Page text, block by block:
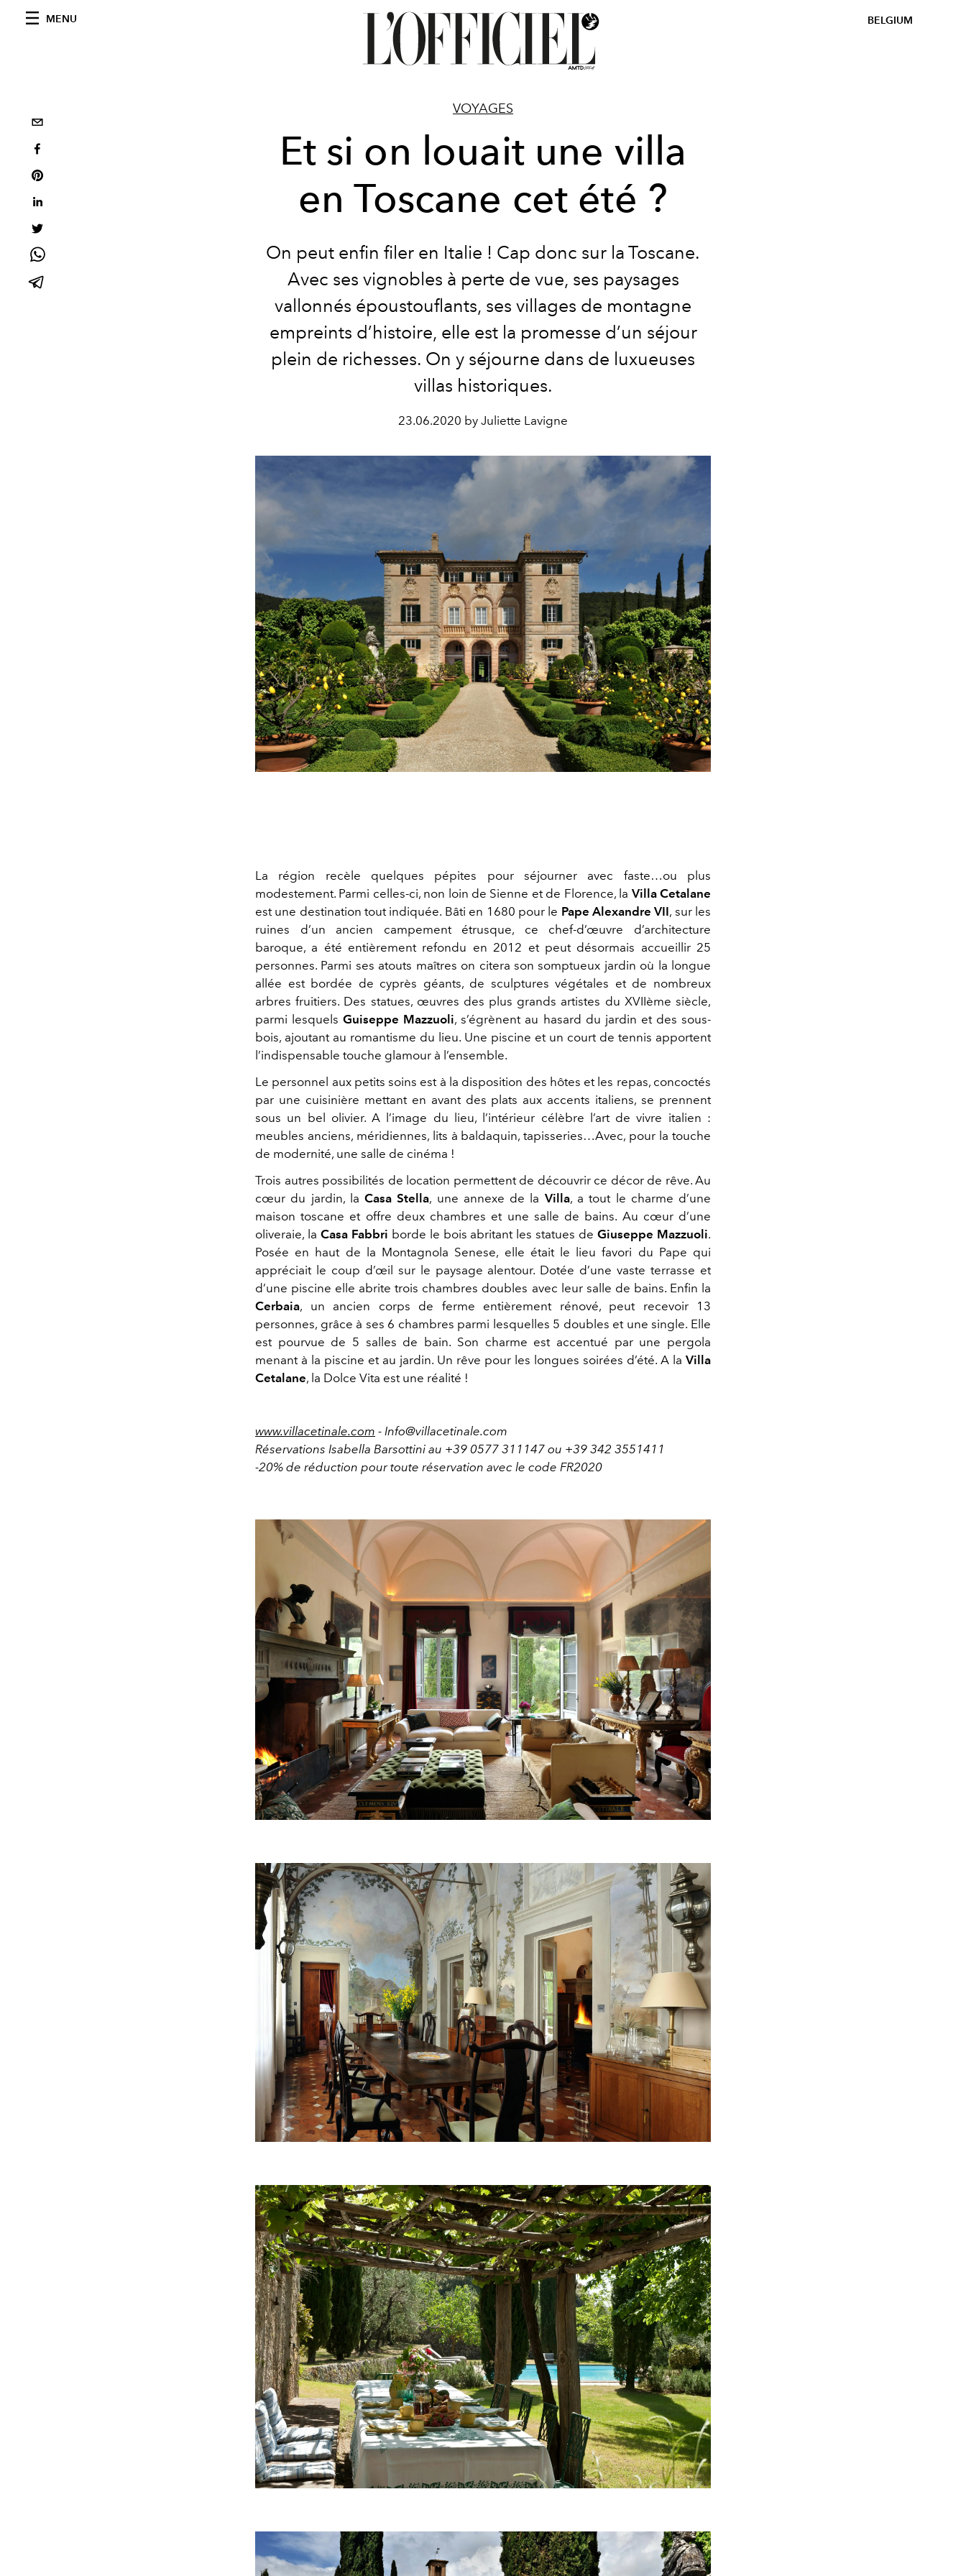
MENU BELGIUM
VOYAGES
Et si on louait une villa
en Toscane cet été ?
On peut enfin filer en Italie ! Cap donc sur la Toscane.
Avec ses vignobles à perte de vue, ses paysages
vallonnés époustouflants, ses villages de montagne
empreints d’histoire, elle est la promesse d’un séjour
plein de richesses. On y séjourne dans de luxueuses
villas historiques.
23.06.2020 by Juliette Lavigne
La région recèle quelques pépites pour séjourner avec faste…ou plus
modestement. Parmi celles-ci, non loin de Sienne et de Florence, la Villa Cetalane
est une destination tout indiquée. Bâti en 1680 pour le Pape Alexandre VII, sur les
ruines d’un ancien campement étrusque, ce chef-d’œuvre d’architecture
baroque, a été entièrement refondu en 2012 et peut désormais accueillir 25
personnes. Parmi ses atouts maîtres on citera son somptueux jardin où la longue
allée est bordée de cyprès géants, de sculptures végétales et de nombreux
arbres fruitiers. Des statues, œuvres des plus grands artistes du XVIIème siècle,
parmi lesquelsGuiseppe Mazzuoli, s’égrènent au hasard du jardin et des sous-
bois, ajoutant au romantisme du lieu. Une piscine et un court de tennis apportent
l’indispensable touche glamour à l’ensemble.
Le personnel aux petits soins est à la disposition des hôtes et les repas, concoctés
par une cuisinière mettant en avant des plats aux accents italiens, se prennent
sous un bel olivier. A l’image du lieu, l’intérieur célèbre l’art de vivre italien :
meubles anciens, méridiennes, lits à baldaquin, tapisseries…Avec, pour la touche
de modernité, une salle de cinéma !
Trois autres possibilités de location permettent de découvrir ce décor de rêve. Au
cœur du jardin, laCasa Stella, une annexe de la Villa, a tout le charme d’une
maison toscane et offre deux chambres et une salle de bains. Au cœur d’une
oliveraie, la Casa Fabbri borde le bois abritant les statues deGiuseppe Mazzuoli.
Posée en haut de la Montagnola Senese, elle était le lieu favori du Pape qui
appréciait le coup d’œil sur le paysage alentour. Dotée d’une vaste terrasse et
d’une piscine elle abrite trois chambres doubles avec leur salle de bains. Enfin la
Cerbaia, un ancien corps de ferme entièrement rénové, peut recevoir 13
personnes, grâce à ses 6 chambres parmi lesquelles 5 doubles et une single. Elle
est pourvue de 5 salles de bain. Son charme est accentué par une pergola
menant à la piscine et au jardin. Un rêve pour les longues soirées d’été. A la Villa
Cetalane, la Dolce Vita est une réalité !
www.villacetinale.com - Info@villacetinale.com
Réservations Isabella Barsottini au +39 0577 311147 ou +39 342 3551411
-20% de réduction pour toute réservation avec le code FR2020